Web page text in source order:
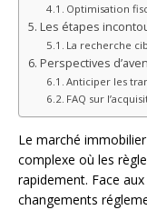
Optimisation
Les étapes
La recherche
Perspectives
Anticiper les
FAQ sur
Le marché
complexe où les
rapidement. Face
changements